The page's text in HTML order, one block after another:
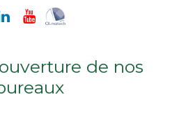
de nos